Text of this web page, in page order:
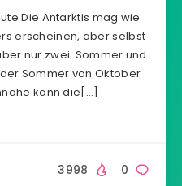
Die Antarktis mag wie
erscheinen, aber selbst
nur zwei: Sommer und
Sommer von Oktober
kann die[…]
0
3998